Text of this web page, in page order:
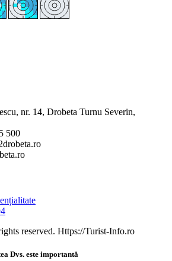
nr. 14, Drobeta Turnu Severin,
500
reserved. Https://Turist-Info.ro
Dvs. este importantă